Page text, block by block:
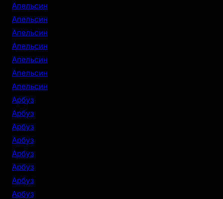
Апельсин
Апельсин
Апельсин
Апельсин
Апельсин
Апельсин
Апельсин
Арбуз
Арбуз
Арбуз
Арбуз
Арбуз
Арбуз
Арбуз
Арбуз